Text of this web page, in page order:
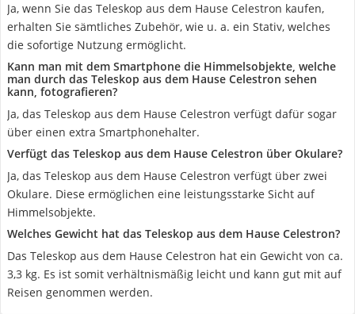
Ja, wenn Sie das Teleskop aus dem Hause Celestron kaufen,
erhalten Sie sämtliches Zubehör, wie u. a. ein Stativ, welches
die sofortige Nutzung ermöglicht.
Kann man mit dem Smartphone die Himmelsobjekte, welche
man durch das Teleskop aus dem Hause Celestron sehen
kann, fotografieren?
Ja, das Teleskop aus dem Hause Celestron verfügt dafür sogar
über einen extra Smartphonehalter.
Verfügt das Teleskop aus dem Hause Celestron über Okulare?
Ja, das Teleskop aus dem Hause Celestron verfügt über zwei
Okulare. Diese ermöglichen eine leistungsstarke Sicht auf
Himmelsobjekte.
Welches Gewicht hat das Teleskop aus dem Hause Celestron?
Das Teleskop aus dem Hause Celestron hat ein Gewicht von ca.
3,3 kg. Es ist somit verhältnismäßig leicht und kann gut mit auf
Reisen genommen werden.